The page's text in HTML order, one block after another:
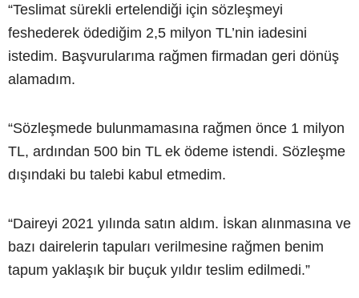
“Teslimat sürekli ertelendiği için sözleşmeyi
feshederek ödediğim 2,5 milyon TL’nin iadesini
istedim. Başvurularıma rağmen firmadan geri dönüş
alamadım.
“Sözleşmede bulunmamasına rağmen önce 1 milyon
TL, ardından 500 bin TL ek ödeme istendi. Sözleşme
dışındaki bu talebi kabul etmedim.
“Daireyi 2021 yılında satın aldım. İskan alınmasına ve
bazı dairelerin tapuları verilmesine rağmen benim
tapum yaklaşık bir buçuk yıldır teslim edilmedi.”